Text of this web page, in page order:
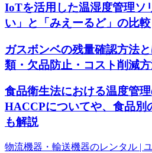
IoTを活用した温湿度管理ソ
い」と「みえーるど」の比較
ガスボンベの残量確認方法
類・欠品防止・コスト削減方
食品衛生法における温度管
HACCPについてや、食品別
も解説
物流機器・輸送機器のレンタル |